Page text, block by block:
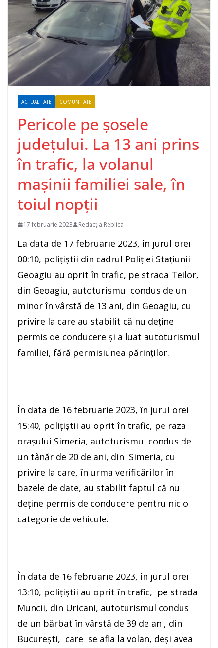
ACTUALITATE COMUNITATE
Pericole pe șosele
județului. La 13 ani prins
în trafic, la volanul
mașinii familiei sale, în
toiul nopții
17 februarie 2023 Redacția Replica
La data de 17 februarie 2023, în jurul orei
00:10, polițiștii din cadrul Poliţiei Stațiunii
Geoagiu au oprit în trafic, pe strada Teilor,
din Geoagiu, autoturismul condus de un
minor în vârstă de 13 ani, din Geoagiu, cu
privire la care au stabilit că nu deține
permis de conducere şi a luat autoturismul
familiei, fără permisiunea părinților.
În data de 16 februarie 2023, în jurul orei
15:40, poliţiştii au oprit în trafic, pe raza
orașului Simeria, autoturismul condus de
un tânăr de 20 de ani, din Simeria, cu
privire la care, în urma verificărilor în
bazele de date, au stabilit faptul că nu
deține permis de conducere pentru nicio
categorie de vehicule.
În data de 16 februarie 2023, în jurul orei
13:10, poliţiştii au oprit în trafic, pe strada
Muncii, din Uricani, autoturismul condus
de un bărbat în vârstă de 39 de ani, din
București, care se afla la volan, deşi avea